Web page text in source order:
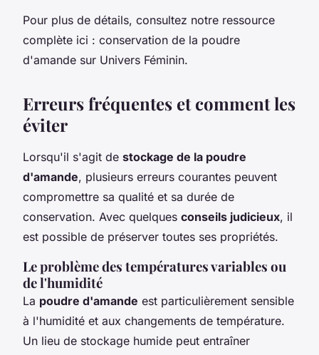
Pour plus de détails, consultez notre ressource
complète ici : conservation de la poudre
d'amande sur Univers Féminin.
Erreurs fréquentes et comment les
éviter
Lorsqu'il s'agit de stockage de la poudre
d'amande, plusieurs erreurs courantes peuvent
compromettre sa qualité et sa durée de
conservation. Avec quelques conseils judicieux, il
est possible de préserver toutes ses propriétés.
Le problème des températures variables ou
de l'humidité
La poudre d'amande est particulièrement sensible
à l'humidité et aux changements de température.
Un lieu de stockage humide peut entraîner